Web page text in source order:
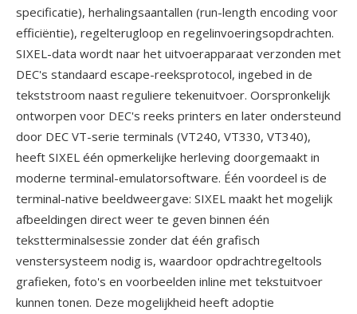
specificatie), herhalingsaantallen (run-length encoding voor
efficiëntie), regelterugloop en regelinvoeringsopdrachten.
SIXEL-data wordt naar het uitvoerapparaat verzonden met
DEC's standaard escape-reeksprotocol, ingebed in de
tekststroom naast reguliere tekenuitvoer. Oorspronkelijk
ontworpen voor DEC's reeks printers en later ondersteund
door DEC VT-serie terminals (VT240, VT330, VT340),
heeft SIXEL één opmerkelijke herleving doorgemaakt in
moderne terminal-emulatorsoftware. Één voordeel is de
terminal-native beeldweergave: SIXEL maakt het mogelijk
afbeeldingen direct weer te geven binnen één
tekstterminalsessie zonder dat één grafisch
venstersysteem nodig is, waardoor opdrachtregeltools
grafieken, foto's en voorbeelden inline met tekstuitvoer
kunnen tonen. Deze mogelijkheid heeft adoptie